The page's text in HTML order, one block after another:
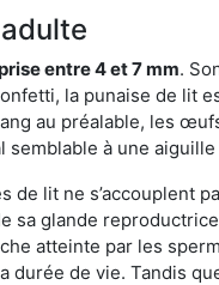
entre 4 et 7 mm.
la punaise de
au préalable, les
à une
lit ne s’accouplent
sa glande
atteinte par les
durée de vie. Tandis